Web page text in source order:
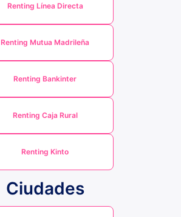
Renting Línea Directa
Renting Mutua Madrileña
Renting Bankinter
Renting Caja Rural
Renting Kinto
Ciudades